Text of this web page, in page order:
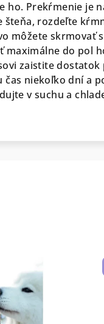
ho. Prekŕmenie je
šteňa, rozdeľte
môžete skrmovať
maximálne do pol
zaistite dostatok
čas niekoľko dní a
v suchu a